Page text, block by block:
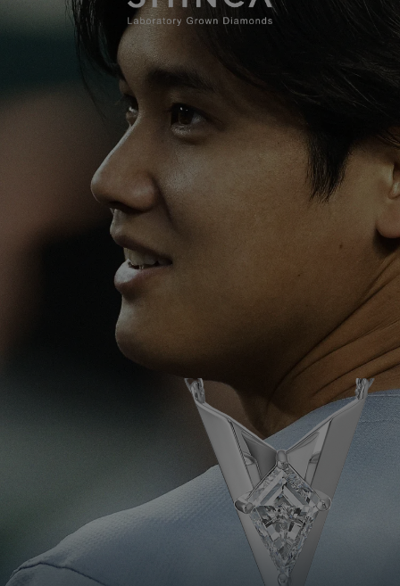
「Victory- 勝利 -」の頭文字Vのシルエットに
紙飛行機のモチーフを重ね合わせたデザイ
“青い空を超えて、大谷翔平選手にしか到達で
きない未知の領域にまで夢を乗せて飛んでい
って欲しい”そんな願いが込められています。
透明感あふれるカイトカットのラボグロウン
ダイヤモンドは、繊細ながらも存在感のある
佇まい。勝利へのお守りような存在として、
あなたの日々を晴れやかに輝かせることでし
＜商品概要＞
大谷翔平選手オフィシャルジュエリー 第2弾 -
OFFICIAL「LABORATORY GROWN
DIAMOND PIN BROOCH」
2024年10月5日～2025年12月29日
＜White＞
商品内容：
「Victory- 勝利 -」の頭文字Vのシルエットに
紙飛行機のモチーフを重ね合わせたデザイ
“青い空を超えて、大谷翔平選手にしか到達で
きない未知の領域にまで夢を乗せて飛んでい
って欲しい”そんな願いが込められています。
透明感あふれるカイトカットのラボグロウン
ダイヤモンドは、繊細ながらも存在感のある
佇まい。勝利へのお守りうな存在として、あ
なたの日々を晴れやかに輝かせることでしょ
＜商品概要＞
大谷翔平選手オフィシャルジュエリー 第2弾 -
OFFICIAL「LABORATORY GROWN
DIAMOND NECKLACE」
2024年10月5日～2025年12月29日
＜White＞
商品内容：